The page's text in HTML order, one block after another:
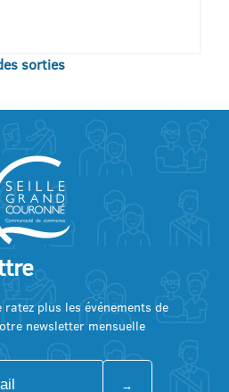
sorties
ratez plus les événements de
newsletter mensuelle